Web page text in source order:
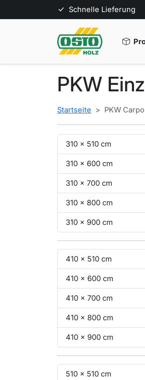
Schnelle Lieferung
PKW
Startseite PKW
310 x 510 cm
310 x 600 cm
310 x 700 cm
310 x 800 cm
310 x 900 cm
410 x 510 cm
410 x 600 cm
410 x 700 cm
410 x 800 cm
410 x 900 cm
510 x 510 cm